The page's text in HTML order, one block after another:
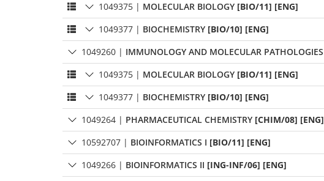
1049375 | MOLECULAR BIOLOGY [BIO/11] [ENG]
1049377 | BIOCHEMISTRY [BIO/10] [ENG]
1049260 | IMMUNOLOGY AND MOLECULAR PATHOLOGIES
1049375 | MOLECULAR BIOLOGY [BIO/11] [ENG]
1049377 | BIOCHEMISTRY [BIO/10] [ENG]
1049264 | PHARMACEUTICAL CHEMISTRY [CHIM/08] [ENG]
10592707 | BIOINFORMATICS I [BIO/11] [ENG]
1049266 | BIOINFORMATICS II [ING-INF/06] [ENG]